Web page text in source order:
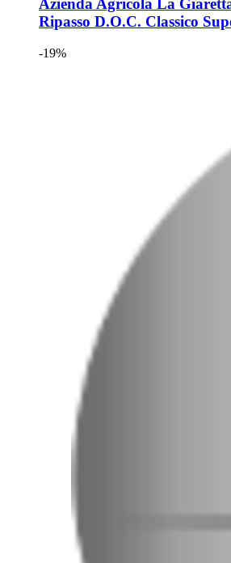
Azienda Agricola La
Ripasso D.O.C. Classico
-19%